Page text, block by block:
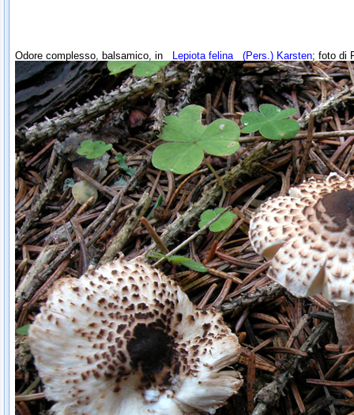
Odore complesso, balsamico, in Lepiota felina (Pers.) Karsten; foto di